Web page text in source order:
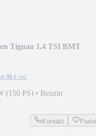
Tiguan 1.4 TSI BMT
96 € mtl.
(150 PS) • Benzin
Kontakt